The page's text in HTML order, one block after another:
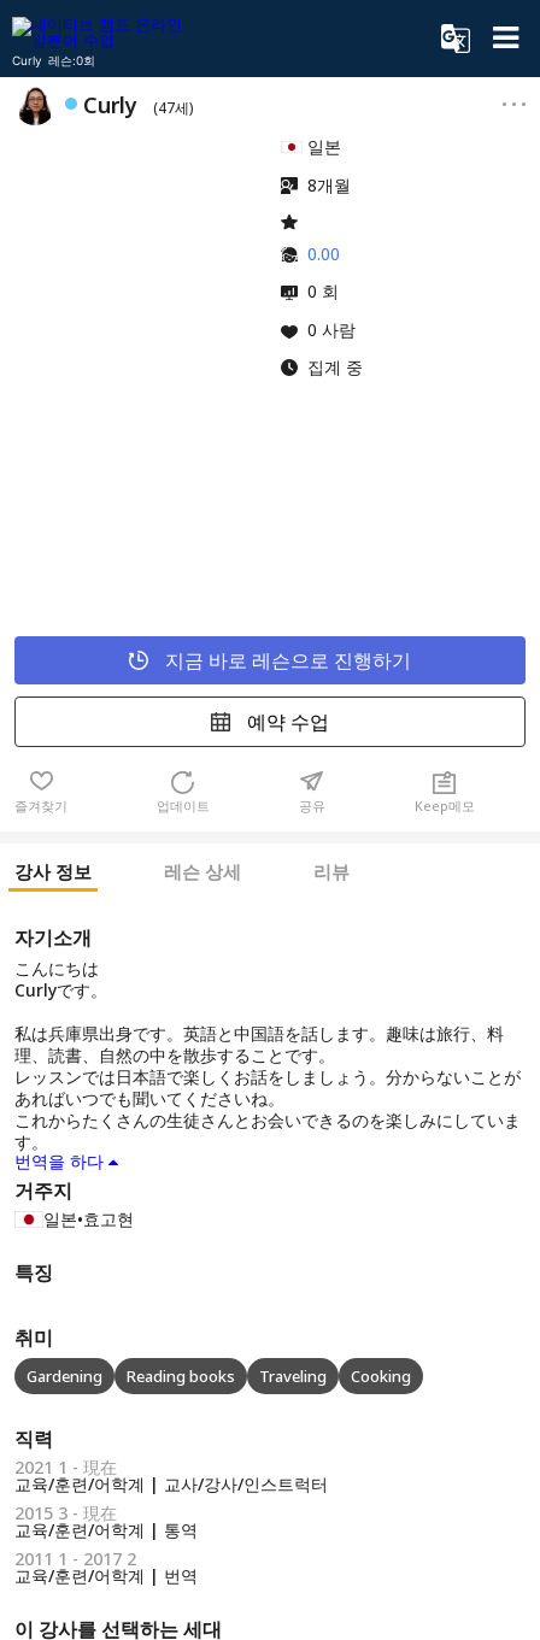
Curly 레슨:0회
Curly (47세)
일본
8개월
0.00
0 회
0 사람
집계 중
지금 바로 레슨으로 진행하기
예약 수업
즐겨찾기 업데이트 공유 Keep메모
강사 정보 레슨 상세 리뷰
자기소개
こんにちは
Curlyです。
私は兵庫県出身です。英語と中国語を話します。趣味は旅行、料
理、読書、自然の中を散歩することです。
レッスンでは日本語で楽しくお話をしましょう。分からないことが
あればいつでも聞いてくださいね。
これからたくさんの生徒さんとお会いできるのを楽しみにしていま
す。
번역을 하다
거주지
일본•효고현
특징
취미
Gardening Reading books Traveling Cooking
직력
2021 1 - 現在
교육/훈련/어학계 | 교사/강사/인스트럭터
2015 3 - 現在
교육/훈련/어학계 | 통역
2011 1 - 2017 2
교육/훈련/어학계 | 번역
이 강사를 선택하는 세대